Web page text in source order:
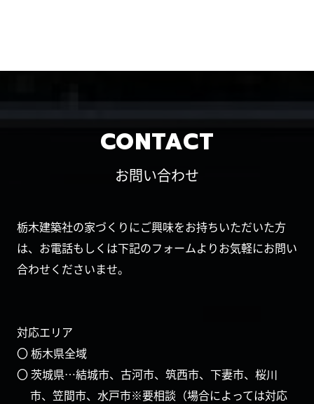
CONTACT
お問い合わせ
栃木建築社の家づくりにご興味をお持ちいただいた方
は、お電話もしくは下記のフォームよりお気軽にお問い
合わせくださいませ。
対応エリア
〇 栃木県全域
〇 茨城県…結城市、古河市、筑西市、下妻市、桜川
市、笠間市、水戸市※要相談（場合によっては対応